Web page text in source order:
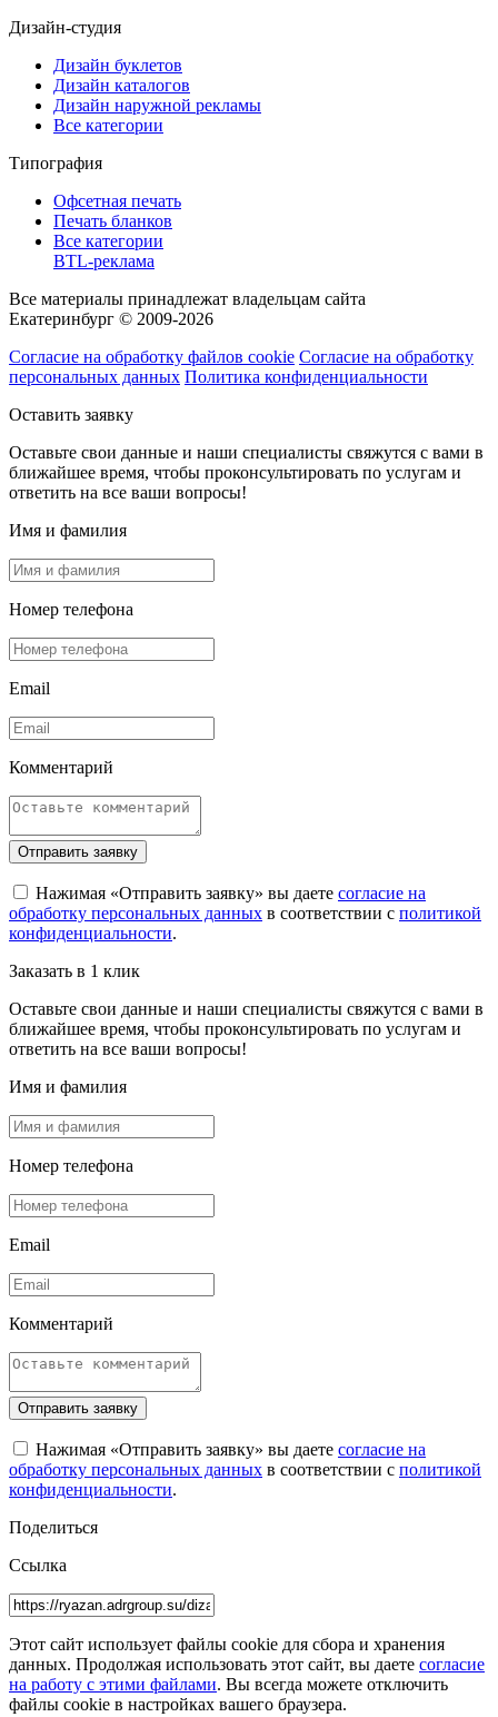
Дизайн-студия
Дизайн буклетов
Дизайн каталогов
Дизайн наружной рекламы
Все категории
Типография
Офсетная печать
Печать бланков
Все категории
BTL-реклама
Все материалы принадлежат владельцам сайта
Екатеринбург © 2009-2026
Согласие на обработку файлов cookie Согласие на обработку
персональных данных Политика конфиденциальности
Оставить заявку
Оставьте свои данные и наши специалисты свяжутся с вами в
ближайшее время, чтобы проконсультировать по услугам и
ответить на все ваши вопросы!
Имя и фамилия
Номер телефона
Email
Комментарий
Отправить заявку
Нажимая «Отправить заявку» вы даете согласие на
обработку персональных данных в соответствии с политикой
конфиденциальности.
Заказать в 1 клик
Оставьте свои данные и наши специалисты свяжутся с вами в
ближайшее время, чтобы проконсультировать по услугам и
ответить на все ваши вопросы!
Имя и фамилия
Номер телефона
Email
Комментарий
Отправить заявку
Нажимая «Отправить заявку» вы даете согласие на
обработку персональных данных в соответствии с политикой
конфиденциальности.
Поделиться
Ссылка
Этот сайт использует файлы cookie для сбора и хранения
данных. Продолжая использовать этот сайт, вы даете согласие
на работу с этими файлами. Вы всегда можете отключить
файлы cookie в настройках вашего браузера.